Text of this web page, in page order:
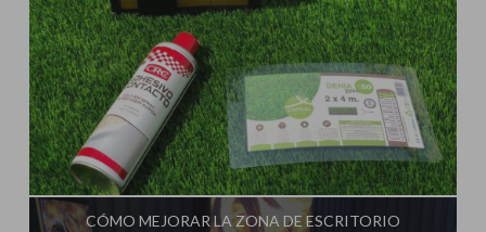
Influencer:Steffido
CÓMO MEJORAR LA ZONA DE ESCRITORIO